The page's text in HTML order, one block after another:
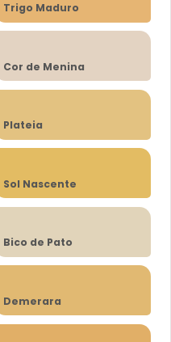
Trigo Maduro
Cor de Menina
Plateia
Sol Nascente
Bico de Pato
Demerara